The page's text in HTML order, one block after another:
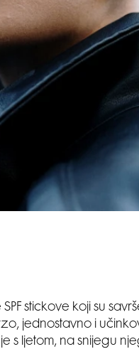
stickove koji su
jednostavno i
s ljetom, na snijegu